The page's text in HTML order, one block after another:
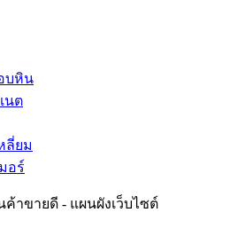
บหิน
นต
ลี่ยม
อร์
าขายดี - แผนผังเว็บไซต์